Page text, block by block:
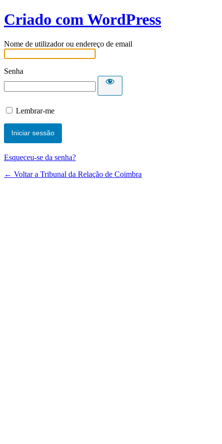
Criado com WordPress
Nome de utilizador ou endereço de email
Senha
Lembrar-me
Esqueceu-se da senha?
← Voltar a Tribunal da Relação de Coimbra